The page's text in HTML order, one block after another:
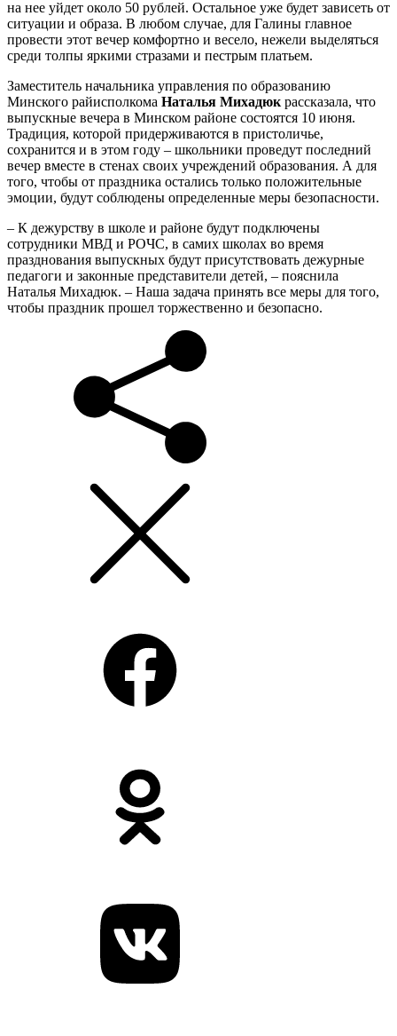
на нее уйдет около 50 рублей. Остальное уже будет зависеть от
ситуации и образа. В любом случае, для Галины главное
провести этот вечер комфортно и весело, нежели выделяться
среди толпы яркими стразами и пестрым платьем.
Заместитель начальника управления по образованию
Минского райисполкома Наталья Михадюк рассказала, что
выпускные вечера в Минском районе состоятся 10 июня.
Традиция, которой придерживаются в пристоличье,
сохранится и в этом году – школьники проведут последний
вечер вместе в стенах своих учреждений образования. А для
того, чтобы от праздника остались только положительные
эмоции, будут соблюдены определенные меры безопасности.
– К дежурству в школе и районе будут подключены
сотрудники МВД и РОЧС, в самих школах во время
празднования выпускных будут присутствовать дежурные
педагоги и законные представители детей, – пояснила
Наталья Михадюк. – Наша задача принять все меры для того,
чтобы праздник прошел торжественно и безопасно.